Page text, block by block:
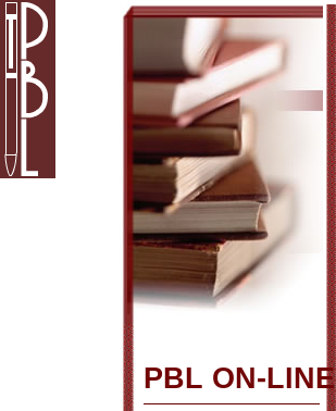
PBL ON-LINE